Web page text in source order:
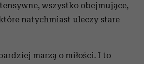
wszystko obejmujące,
natychmiast uleczy stare
marzą o miłości. I to